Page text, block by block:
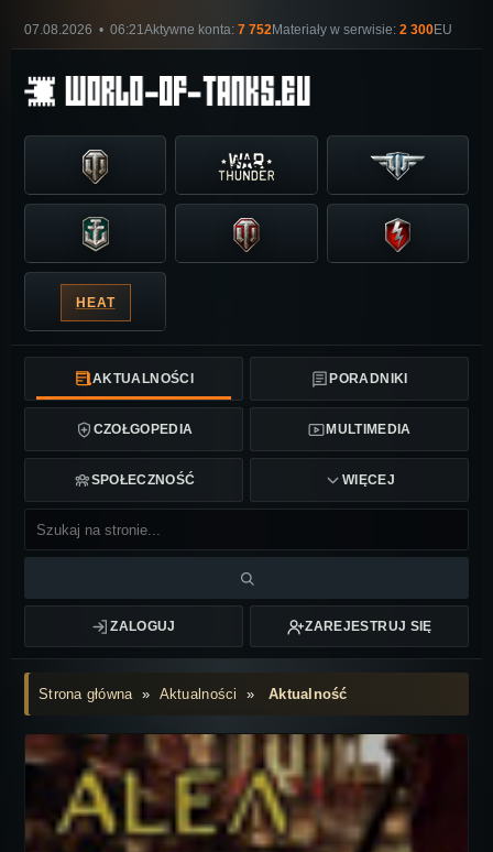
07.08.2026 • 06:21Aktywne konta: 7 752Materiały w serwisie: 2 300EU
HEAT
AKTUALNOŚCI PORADNIKI
CZOŁGOPEDIA MULTIMEDIA
SPOŁECZNOŚĆ WIĘCEJ
ZALOGUJ ZAREJESTRUJ SIĘ
Strona główna» Aktualności »Aktualność